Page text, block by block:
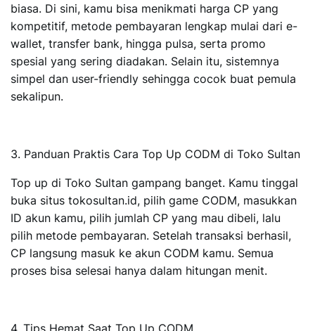
biasa. Di sini, kamu bisa menikmati harga CP yang
kompetitif, metode pembayaran lengkap mulai dari e-
wallet, transfer bank, hingga pulsa, serta promo
spesial yang sering diadakan. Selain itu, sistemnya
simpel dan user-friendly sehingga cocok buat pemula
sekalipun.
3. Panduan Praktis Cara Top Up CODM di Toko Sultan
Top up di Toko Sultan gampang banget. Kamu tinggal
buka situs tokosultan.id, pilih game CODM, masukkan
ID akun kamu, pilih jumlah CP yang mau dibeli, lalu
pilih metode pembayaran. Setelah transaksi berhasil,
CP langsung masuk ke akun CODM kamu. Semua
proses bisa selesai hanya dalam hitungan menit.
4. Tips Hemat Saat Top Up CODM